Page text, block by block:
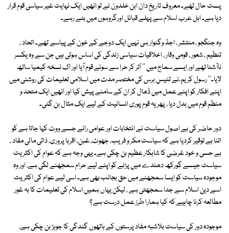
پست حال تھے۔ معروف تاریخ دان ابن خلدون نے تو انھیں ایک نہایت غیر سیاسی قوم قرار
دیا ہے۔ اہل عرب اسلام سے پہلے قبائل اورگروہوں میں بٹے رہے۔
وہ جنگجو ، منتشر ، اجڈ وگنوار ہی نہیں ایک دوجے کے خون کے پیاسے تھے۔ اتحاد ،
تنظیم ، شعور ، قومی وقار ، اخلاقیات سیاسی زندگی کی اساس ہوتی ہیں جن سے وہ یکسر
ناآشنا تھے اور ایسے سماج میں '' اْتر کر حرا سے سوئے قوم آیا اور اک نسخہ کیمیا ساتھ
لایا۔'' رسول کریم ؐ نے تئیس برس کی مختصر مدت میں اسلامی تعلیمات کی روشنی میں
اپنے افکار کو اپنے عمل میں ڈھال کر ان کے سامنے پیش کیا اور انھیں ایک متحد و
منظم قوم میں بدل دیا ، پھر یہ قوم پوری انسانیت کے لیے ایک مثال بن گئی۔
دور حاضر کی بے اصول سیاست نے انتخابات اور عوامی رائے جسے ووٹ کہا جاتا ہے کو
اتنا بے توقیر کردیا ہے کہ سیاست مکر و فریب، جھوٹ، غبن، اقربا پروری، ذاتی مالی مفاد ،
بے حسی و خود غرضی کا شاہکار عظیم بن چکی ہے۔ یہی وجہ ہے کہ عوام کی اکثریت
سیاست جیسے گورکھ دھندے میں پڑنے کو اپنے لیے حرام سمجھنے لگی ہے، اور وہ
موجودہ سیاست کو ایسا سمجھنے میں حق بجانب بھی ہے۔ اسی لیے عوام کی اکثریت
اسے دین اسلام سے جدا سمجھتی ہے ، لیکن یہاں ہمیں اسلام کی تعلیمات کا بہ غور
مطالعہ کرنا چاہیے کہ کیا ہمارا طرز عمل درست ہے ؟
موجودہ دور کی سیاست بلاشبہ مفاد پرستوں کے ہاتھوں گندگی کا جوہڑ بن چکی ہے،